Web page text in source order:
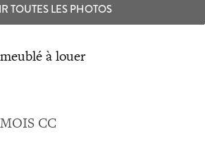
TOUTES LES PHOTOS
à louer
CC